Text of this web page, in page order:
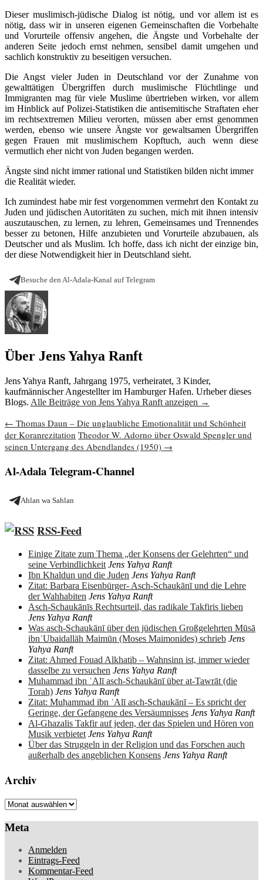
Dieser muslimisch-jüdische Dialog ist nötig, und vor allem ist es
nötig, dass wir in unseren eigenen Gemeinschaften die Vorbehalte
und Vorurteile offensiv angehen, die Ängste und Vorbehalte der
anderen Seite jedoch ernst nehmen, sensibel damit umgehen und
sachlich konstruktiv zu beseitigen versuchen.
Die Angst vieler Juden in Deutschland vor der Zunahme von
gewalttätigen Übergriffen durch muslimische Flüchtlinge und
Immigranten mag für viele Muslime übertrieben wirken, vor allem
im Hinblick auf Polizei-Statistiken die antisemitische Straftaten eher
im rechtsextremen Milieu verorten, müssen aber ernst genommen
werden, ebenso wie unsere Ängste vor gewaltsamen Übergriffen
gegen Frauen mit muslimischem Kopftuch, auch wenn diese
vermutlich eher nicht von Juden begangen werden.
Ängste sind nicht immer rational und Statistiken bilden nicht immer
die Realität wieder.
Ich zumindest habe mir fest vorgenommen vermehrt den Kontakt zu
Juden und jüdischen Autoritäten zu suchen, mich mit ihnen intensiv
auszutauschen, zu lernen, zu lehren, Gemeinsames und Trennendes
besser zu betonen, Hilfe anzubieten und Vorurteile abzubauen, als
Deutscher und als Muslim. Ich hoffe, dass ich nicht der einzige bin,
der diese Notwendigkeit hier in Deutschland sieht.
Besuche den Al-Adala-Kanal auf Telegram
Über Jens Yahya Ranft
Jens Yahya Ranft, Jahrgang 1975, verheiratet, 3 Kinder,
kaufmännischer Angestellter im Hamburger Hafen. Urheber dieses
Blogs. Alle Beiträge von Jens Yahya Ranft anzeigen →
Beitragsnavigation
← Thomas Daun – Die unglaubliche Emotionalität und Schönheit
der Koranrezitation Theodor W. Adorno über Oswald Spengler und
seinen Untergang des Abendlandes (1950) →
Al-Adala Telegram-Channel
Ahlan wa Sahlan
RSS-Feed
Einige Zitate zum Thema „der Konsens der Gelehrten“ und
seine Verbindlichkeit Jens Yahya Ranft
Ibn Khaldun und die Juden Jens Yahya Ranft
Zitat: Barbara Eisenbürger- Asch-Schaukānī und die Lehre
der Wahhabiten Jens Yahya Ranft
Asch-Schaukānīs Rechtsurteil, das radikale Takfiris lieben
Jens Yahya Ranft
Was asch-Schaukānī über den jüdischen Großgelehrten Mūsā
ibnʿUbaidallāh Maimūn (Moses Maimonides) schrieb Jens
Yahya Ranft
Zitat: Ahmed Fouad Alkhatib – Wahnsinn ist, immer wieder
dasselbe zu versuchen Jens Yahya Ranft
Muhammad ibn ʿAlī asch-Schaukānī über at-Tawrāt (die
Torah) Jens Yahya Ranft
Zitat: Muḥammad ibn ʿAlī asch-Schaukānī – Es spricht der
Geringe, der Gefangene des Versäumnisses Jens Yahya Ranft
Al-Ghazalis Takfir auf jeden, der das Spielen und Hören von
Musik verbietet Jens Yahya Ranft
Über das Struggeln in der Religion und das Forschen auch
außerhalb des angeblichen Konsens Jens Yahya Ranft
Archiv
Archiv
Meta
Anmelden
Eintrags-Feed
Kommentar-Feed